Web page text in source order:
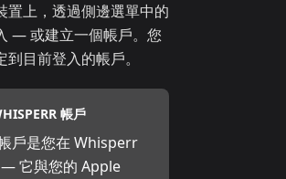
置上，透過側邊選單中的
— 或建立一個帳戶。您
目前登入的帳戶。
帳戶
戶是您在 Whisperr
它與您的 Apple